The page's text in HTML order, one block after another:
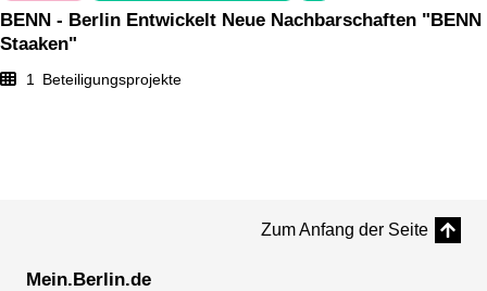
BENN - Berlin Entwickelt Neue Nachbarschaften "BENN
Staaken"
1 Beteiligungsprojekte
Zum Anfang der Seite
Mein.Berlin.de